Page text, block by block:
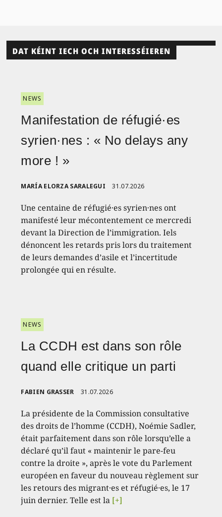
DAT KÉINT IECH OCH INTERESSÉIEREN
NEWS
Manifestation de réfugié·es
syrien·nes : « No delays any
more ! »
MARÍA ELORZA SARALEGUI 31.07.2026
Une centaine de réfugié·es syrien·nes ont
manifesté leur mécontentement ce mercredi
devant la Direction de l’immigration. Iels
dénoncent les retards pris lors du traitement
de leurs demandes d’asile et l’incertitude
prolongée qui en résulte.
NEWS
La CCDH est dans son rôle
quand elle critique un parti
FABIEN GRASSER 31.07.2026
La présidente de la Commission consultative
des droits de l’homme (CCDH), Noémie Sadler,
était parfaitement dans son rôle lorsqu’elle a
déclaré qu’il faut « maintenir le pare-feu
contre la droite », après le vote du Parlement
européen en faveur du nouveau règlement sur
les retours des migrant·es et réfugié·es, le 17
juin dernier. Telle est la [+]